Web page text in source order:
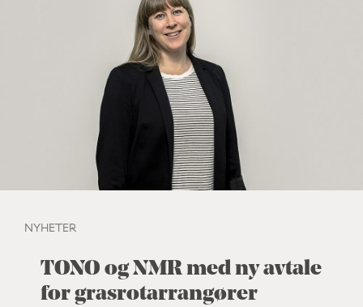
NYHETER
TONO og NMR med ny avtale
for grasrotarrangører